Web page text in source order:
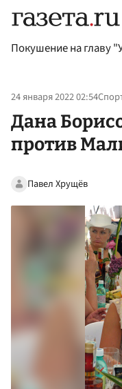
Покушение на главу
24 января 2022 02:54
Дана
против
Павел Хрущёв